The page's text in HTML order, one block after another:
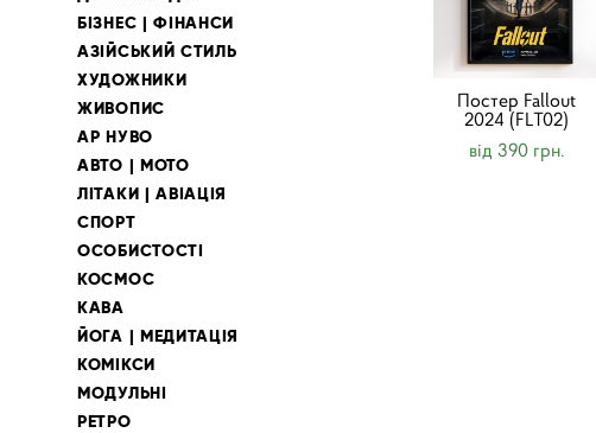
БІЗНЕС | ФІНАНСИ
АЗІЙСЬКИЙ СТИЛЬ
ХУДОЖНИКИ
ЖИВОПИС
АР НУВО
АВТО | МОТО
ЛІТАКИ | АВІАЦІЯ
СПОРТ
ОСОБИСТОСТІ
КОСМОС
КАВА
ЙОГА | МЕДИТАЦІЯ
КОМІКСИ
МОДУЛЬНІ
РЕТРО
Постер Fallout
2024 (FLT02)
від 390 грн.